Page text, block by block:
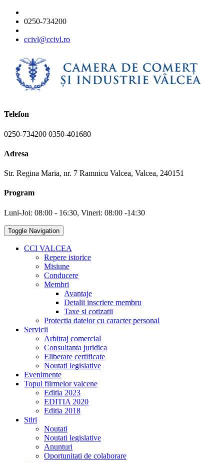
0250-734200
ccivl@ccivl.ro
Telefon
0250-734200 0350-401680
Adresa
Str. Regina Maria, nr. 7 Ramnicu Valcea, Valcea, 240151
Program
Luni-Joi: 08:00 - 16:30, Vineri: 08:00 -14:30
Toggle Navigation
CCI VALCEA
Repere istorice
Misiune
Conducere
Membri
Avantaje
Detalii inscriere membru
Taxe si cotizatii
Protectia datelor cu caracter personal
Servicii
Arbitraj comercial
Consultanta juridica
Eliberare certificate
Noutati legislative
Evenimente
Topul filrmelor valcene
Editia 2023
EDITIA 2020
Editia 2018
Stiri
Noutati
Noutati legislative
Anunturi
Oportunitati de colaborare